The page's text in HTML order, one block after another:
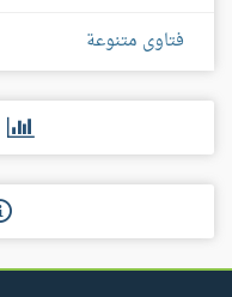
فتاوى متنوعة